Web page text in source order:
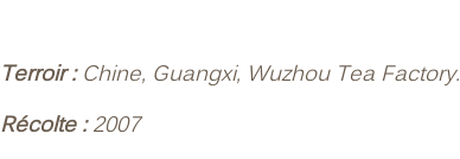
Terroir :Chine, Guangxi, Wuzhou Tea Factory.
Récolte :2007